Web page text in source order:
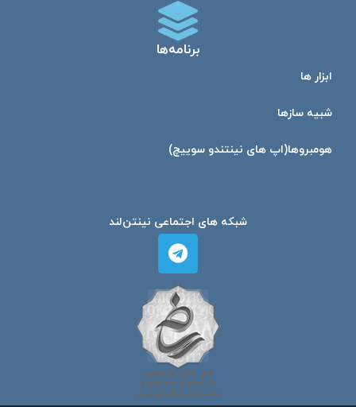
برنامه‌ها
ابزار ها
شبیه ساز‌ها
هومبرو‌ها(اپ های نینتندو سوییچ)
شبکه های اجتماعی نینتن‌لند